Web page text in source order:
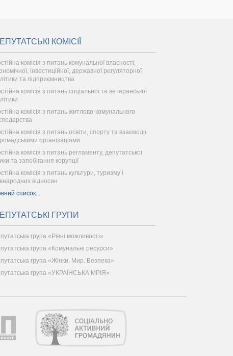
КОМІСІЇ
комісія з питань комунальної власності,
інвестиційної, державної регуляторної
та підприємництва
комісія з питань соціальної та ветеранської
комісія з питань житлово-комунального
комісія з питань освіти, спорту та взаємодії
організаціями
комісія з питань регламенту, депутатської
та запобігання корупції
комісія з питань культури, туризму і
відносин
список...
ГРУПИ
група «Рівні можливості»
група «Комунальні ресурси»
група «Жінки. Мир. Безпека»
група «УКРАЇНСЬКА МРІЯ»